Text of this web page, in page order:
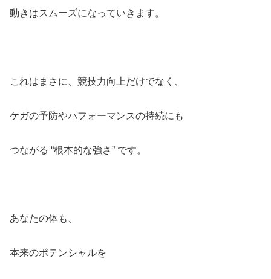
動きはスムーズになっていきます。
これはまさに、競技力向上だけでなく、
ケガの予防やパフォーマンスの持続にも
つながる “根本的な強さ” です。
あなたの体も、
本来のポテンシャルを